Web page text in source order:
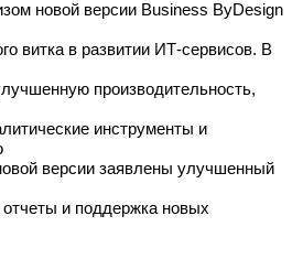
новой версии Business ByDesign
витка в развитии ИТ-сервисов. В
производительность,
инструменты и
версии заявлены улучшенный
и поддержка новых